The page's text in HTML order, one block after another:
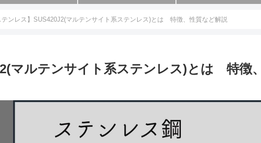
テンレス】SUS420J2(マルテンサイト系ステンレス)とは 特徴、性質など解説
マルテンサイト系ステンレス)とは 特徴、